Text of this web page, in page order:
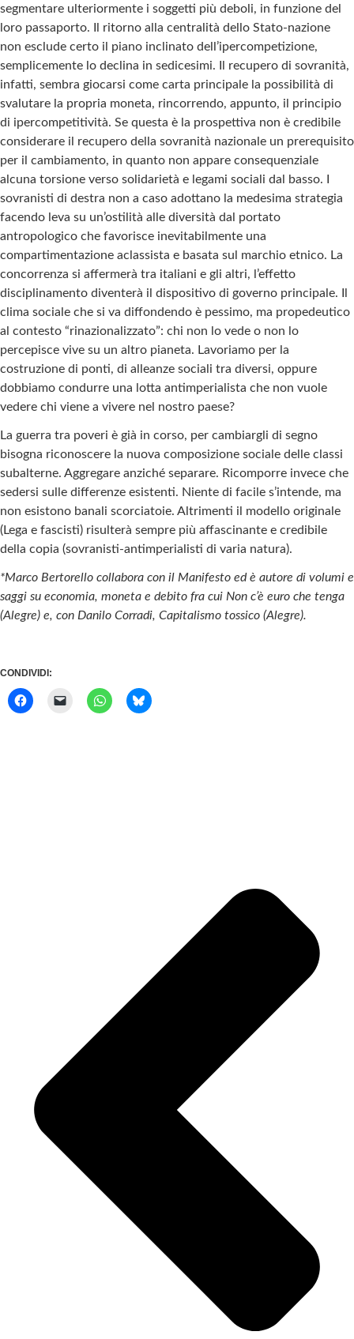
segmentare ulteriormente i soggetti più deboli, in funzione del
loro passaporto. Il ritorno alla centralità dello Stato-nazione
non esclude certo il piano inclinato dell’ipercompetizione,
semplicemente lo declina in sedicesimi. Il recupero di sovranità,
infatti, sembra giocarsi come carta principale la possibilità di
svalutare la propria moneta, rincorrendo, appunto, il principio
di ipercompetitività. Se questa è la prospettiva non è credibile
considerare il recupero della sovranità nazionale un prerequisito
per il cambiamento, in quanto non appare consequenziale
alcuna torsione verso solidarietà e legami sociali dal basso. I
sovranisti di destra non a caso adottano la medesima strategia
facendo leva su un’ostilità alle diversità dal portato
antropologico che favorisce inevitabilmente una
compartimentazione aclassista e basata sul marchio etnico. La
concorrenza si affermerà tra italiani e gli altri, l’effetto
disciplinamento diventerà il dispositivo di governo principale. Il
clima sociale che si va diffondendo è pessimo, ma propedeutico
al contesto “rinazionalizzato”: chi non lo vede o non lo
percepisce vive su un altro pianeta. Lavoriamo per la
costruzione di ponti, di alleanze sociali tra diversi, oppure
dobbiamo condurre una lotta antimperialista che non vuole
vedere chi viene a vivere nel nostro paese?
La guerra tra poveri è già in corso, per cambiargli di segno
bisogna riconoscere la nuova composizione sociale delle classi
subalterne. Aggregare anziché separare. Ricomporre invece che
sedersi sulle differenze esistenti. Niente di facile s’intende, ma
non esistono banali scorciatoie. Altrimenti il modello originale
(Lega e fascisti) risulterà sempre più affascinante e credibile
della copia (sovranisti-antimperialisti di varia natura).
*Marco Bertorello collabora con il Manifesto ed è autore di volumi e
saggi su economia, moneta e debito fra cui Non c’è euro che tenga
(Alegre) e, con Danilo Corradi, Capitalismo tossico (Alegre).
CONDIVIDI: